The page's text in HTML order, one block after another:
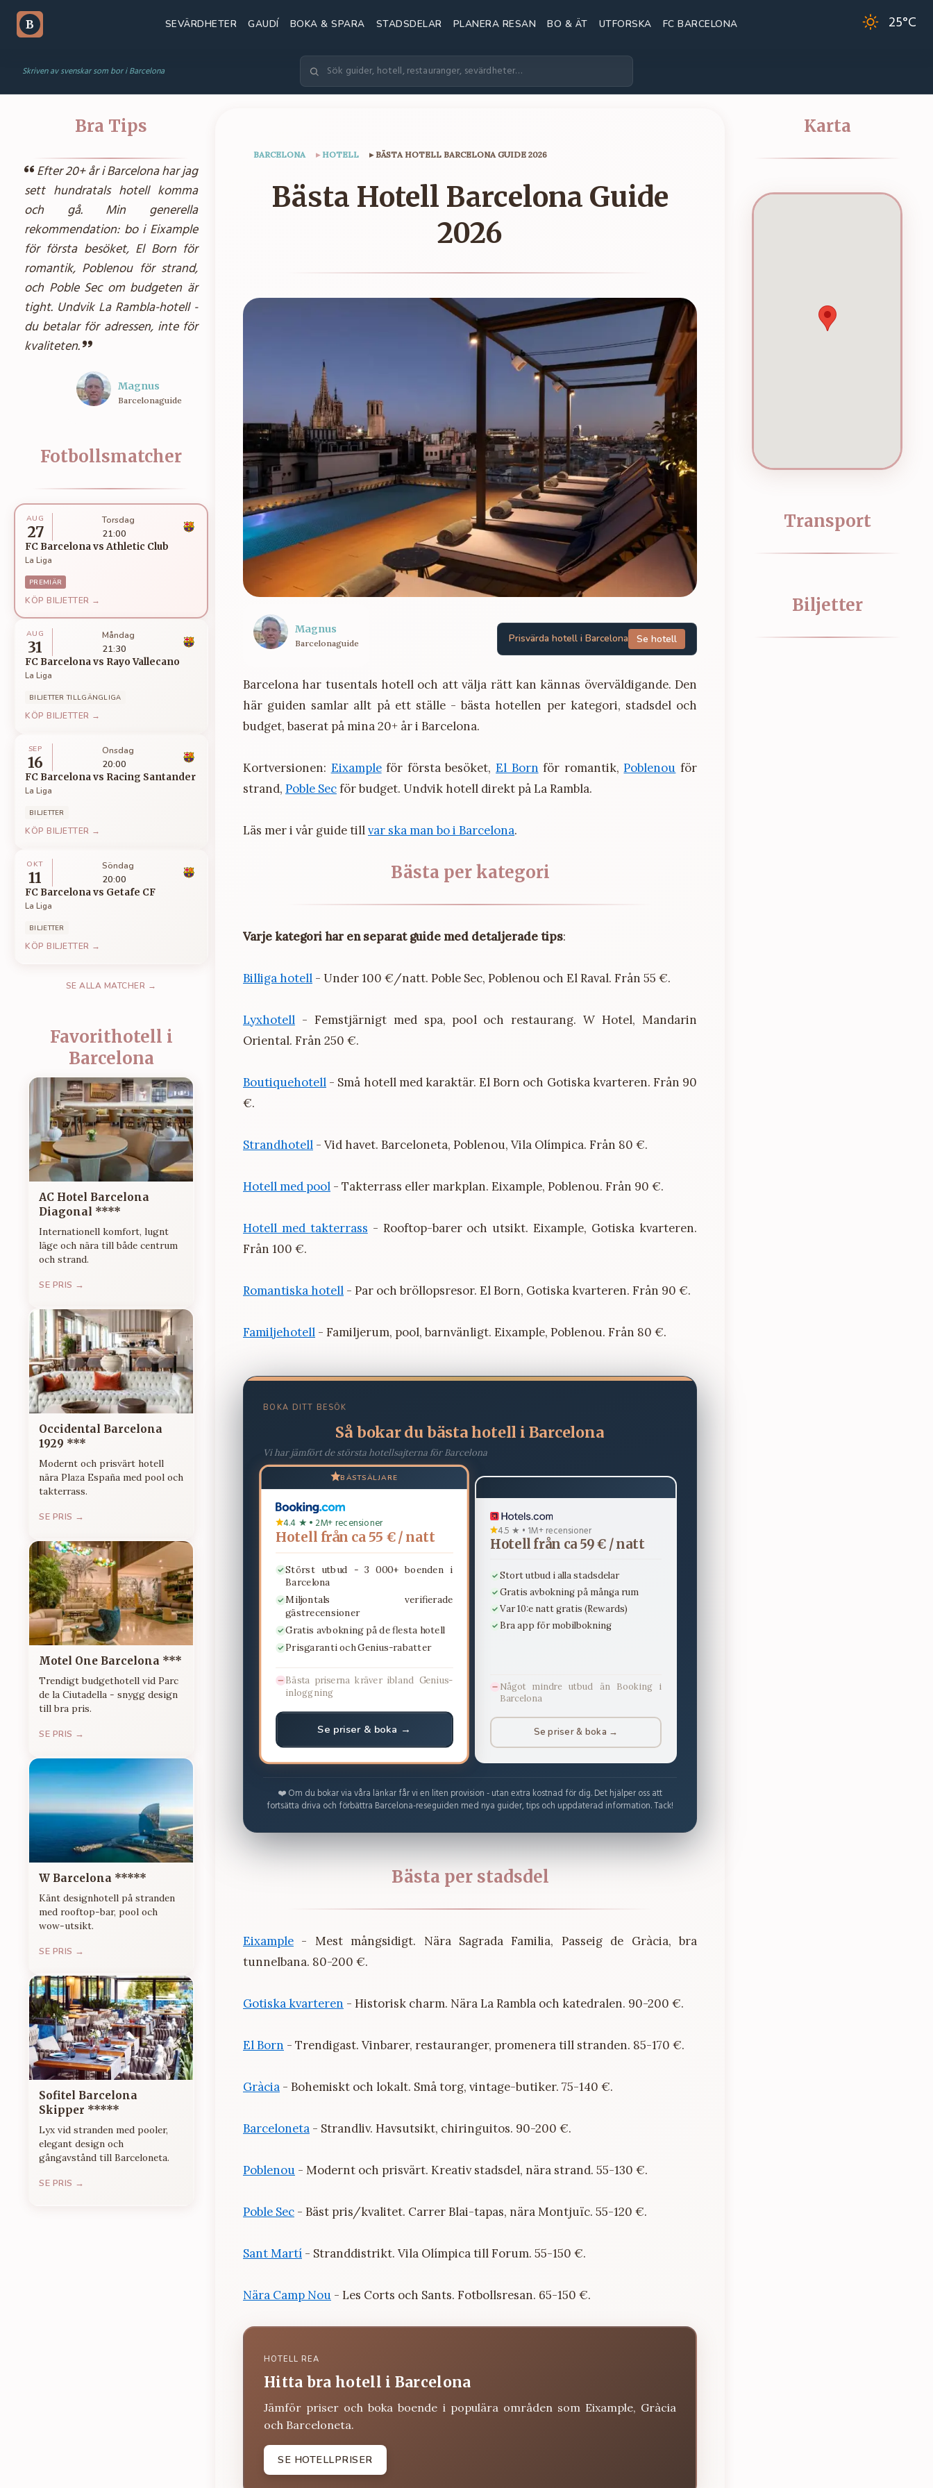
B SEVÄRDHETER GAUDÍ BOKA & SPARA STADSDELAR PLANERA RESAN BO & ÄT UTFORSKA FC BARCELONA 25°C
Skriven av svenskar som bor i Barcelona
Bra Tips
Efter 20+ år i Barcelona har jag
sett hundratals hotell komma
och gå. Min generella
rekommendation: bo i Eixample
för första besöket, El Born för
romantik, Poblenou för strand,
och Poble Sec om budgeten är
tight. Undvik La Rambla-hotell -
du betalar för adressen, inte för
kvaliteten.
Magnus
Barcelonaguide
Fotbollsmatcher
AUG
27
Torsdag
21:00
FC BarcelonavsAthletic Club
La Liga
PREMIÄR
KÖP BILJETTER →
AUG
31
Måndag
21:30
FC Barcelonavs Rayo Vallecano
La Liga
BILJETTER TILLGÄNGLIGA
KÖP BILJETTER →
SEP
16
Onsdag
20:00
FC Barcelonavs Racing Santander
La Liga
BILJETTER
KÖP BILJETTER →
OKT
11
Söndag
20:00
FC Barcelonavs Getafe CF
La Liga
BILJETTER
KÖP BILJETTER →
SE ALLA MATCHER →
Favorithotell i
Barcelona
AC Hotel Barcelona
Diagonal ****
Internationell komfort, lugnt
läge och nära till både centrum
och strand.
SE PRIS →
Occidental Barcelona
1929 ***
Modernt och prisvärt hotell
nära Plaza España med pool och
takterrass.
SE PRIS →
Motel One Barcelona ***
Trendigt budgethotell vid Parc
de la Ciutadella - snygg design
till bra pris.
SE PRIS →
W Barcelona *****
Känt designhotell på stranden
med rooftop-bar, pool och
wow-utsikt.
SE PRIS →
Sofitel Barcelona
Skipper *****
Lyx vid stranden med pooler,
elegant design och
gångavstånd till Barceloneta.
SE PRIS →
BARCELONA ▸ HOTELL ▸BÄSTA HOTELL BARCELONA GUIDE 2026
Bästa Hotell Barcelona Guide
2026
Magnus
Barcelonaguide Prisvärda hotell i Barcelona Se hotell
Barcelona har tusentals hotell och att välja rätt kan kännas överväldigande. Den
här guiden samlar allt på ett ställe - bästa hotellen per kategori, stadsdel och
budget, baserat på mina 20+ år i Barcelona.
Kortversionen: Eixampleför första besöket,El Born för romantik,Poblenou för
strand, Poble Secför budget. Undvik hotell direkt på La Rambla.
Läs mer i vår guide tillvar ska man bo i Barcelona.
Bästa per kategori
Varje kategori har en separat guide med detaljerade tips:
Billiga hotell - Under 100 €/natt. Poble Sec, Poblenou och El Raval. Från 55 €.
Lyxhotell - Femstjärnigt med spa, pool och restaurang. W Hotel, Mandarin
Oriental. Från 250 €.
Boutiquehotell - Små hotell med karaktär. El Born och Gotiska kvarteren. Från 90
€.
Strandhotell - Vid havet. Barceloneta, Poblenou, Vila Olímpica. Från 80 €.
Hotell med pool - Takterrass eller markplan. Eixample, Poblenou. Från 90 €.
Hotell med takterrass - Rooftop-barer och utsikt. Eixample, Gotiska kvarteren.
Från 100 €.
Romantiska hotell - Par och bröllopsresor. El Born, Gotiska kvarteren. Från 90 €.
Familjehotell - Familjerum, pool, barnvänligt. Eixample, Poblenou. Från 80 €.
BOKA DITT BESÖK
Så bokar du bästa hotell i Barcelona
Vi har jämfört de största hotellsajterna för Barcelona
BÄSTSÄLJARE
4.4 ★ • 2M+ recensioner
Hotell från ca 55 € / natt
Störst utbud - 3 000+ boenden i
Barcelona
Miljontals verifierade
gästrecensioner
Gratis avbokning på de flesta hotell
Prisgaranti och Genius-rabatter
Bästa priserna kräver ibland Genius-
inloggning
Se priser & boka →
4.5 ★ • 1M+ recensioner
Hotell från ca 59 € / natt
Stort utbud i alla stadsdelar
Gratis avbokning på många rum
Var 10:e natt gratis (Rewards)
Bra app för mobilbokning
Något mindre utbud än Booking i
Barcelona
Se priser & boka →
❤️ Om du bokar via våra länkar får vi en liten provision - utan extra kostnad för dig. Det hjälper oss att
fortsätta driva och förbättra Barcelona-reseguiden med nya guider, tips och uppdaterad information. Tack!
Bästa per stadsdel
Eixample - Mest mångsidigt. Nära Sagrada Familia, Passeig de Gràcia, bra
tunnelbana. 80-200 €.
Gotiska kvarteren - Historisk charm. Nära La Rambla och katedralen. 90-200 €.
El Born - Trendigast. Vinbarer, restauranger, promenera till stranden. 85-170 €.
Gràcia - Bohemiskt och lokalt. Små torg, vintage-butiker. 75-140 €.
Barceloneta - Strandliv. Havsutsikt, chiringuitos. 90-200 €.
Poblenou - Modernt och prisvärt. Kreativ stadsdel, nära strand. 55-130 €.
Poble Sec - Bäst pris/kvalitet. Carrer Blai-tapas, nära Montjuïc. 55-120 €.
Sant Martí - Stranddistrikt. Vila Olímpica till Forum. 55-150 €.
Nära Camp Nou - Les Corts och Sants. Fotbollsresan. 65-150 €.
HOTELL REA
Hitta bra hotell i Barcelona
Jämför priser och boka boende i populära områden som Eixample, Gràcia
och Barceloneta.
SE HOTELLPRISER
Karta
Transport
Biljetter